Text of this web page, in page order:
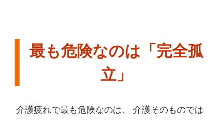
最も危険なのは「完全孤
立」
介護疲れで最も危険なのは、 介護そのものでは